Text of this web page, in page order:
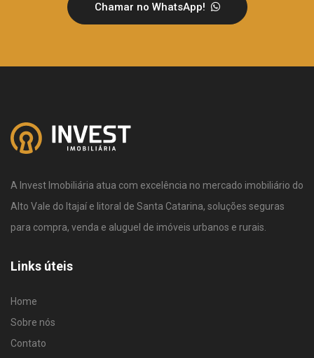
Chamar no WhatsApp!
A Invest Imobiliária atua com excelência no mercado imobiliário do
Alto Vale do Itajaí e litoral de Santa Catarina, soluções seguras
para compra, venda e aluguel de imóveis urbanos e rurais.
Links úteis
Home
Sobre nós
Contato